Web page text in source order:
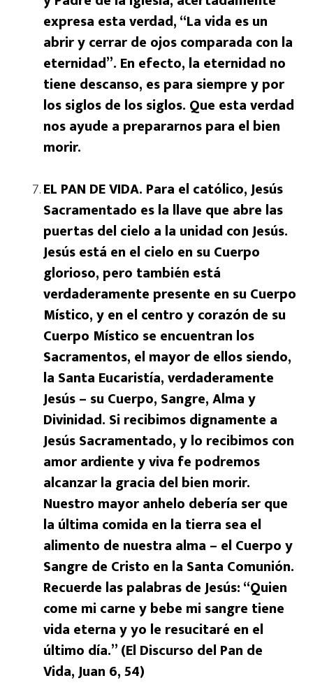
expresa esta verdad, “La vida es un
abrir y cerrar de ojos comparada con la
eternidad”. En efecto, la eternidad no
tiene descanso, es para siempre y por
los siglos de los siglos. Que esta verdad
nos ayude a prepararnos para el bien
morir.
EL PAN DE VIDA. Para el católico, Jesús
Sacramentado es la llave que abre las
puertas del cielo a la unidad con Jesús.
Jesús está en el cielo en su Cuerpo
glorioso, pero también está
verdaderamente presente en su Cuerpo
Místico, y en el centro y corazón de su
Cuerpo Místico se encuentran los
Sacramentos, el mayor de ellos siendo,
la Santa Eucaristía, verdaderamente
Jesús – su Cuerpo, Sangre, Alma y
Divinidad. Si recibimos dignamente a
Jesús Sacramentado, y lo recibimos con
amor ardiente y viva fe podremos
alcanzar la gracia del bien morir.
Nuestro mayor anhelo debería ser que
la última comida en la tierra sea el
alimento de nuestra alma – el Cuerpo y
Sangre de Cristo en la Santa Comunión.
Recuerde las palabras de Jesús: “Quien
come mi carne y bebe mi sangre tiene
vida eterna y yo le resucitaré en el
último día.” (El Discurso del Pan de
Vida, Juan 6, 54)